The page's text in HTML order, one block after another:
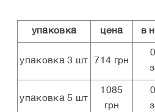
упаковка цена в
упаковка 3 шт 714 грн
0
упаковка 5 шт
1085
грн
0